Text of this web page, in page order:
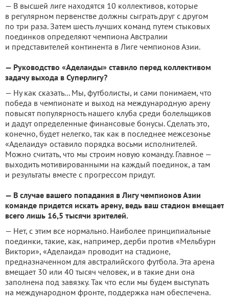
— В высшей лиге находятся 10 коллективов, которые
в регулярном первенстве должны сыграть друг с другом
по три раза. Затем шесть лучших команд путем стыковых
поединков определяют чемпиона Австралии
и представителей континента в Лиге чемпионов Азии.
— Руководство «Аделаиды» ставило перед коллективом
задачу выхода в Суперлигу?
— Ну как сказать... Мы, футболисты, и сами понимаем, что
победа в чемпионате и выход на международную арену
повысят популярность нашего клуба среди болельщиков
и дадут определенные финансовые бонусы. Сделать это,
конечно, будет нелегко, так как в последнее межсезонье
«Аделаиду» оставило порядка восьми исполнителей.
Можно считать, что мы строим новую команду. Главное —
выходить мотивированными на каждый поединок, а там
и результаты вместе с прогрессом придут.
— В случае вашего попадания в Лигу чемпионов Азии
команде придется искать арену, ведь ваш стадион вмещает
всего лишь 16,5 тысячи зрителей.
— Нет, с этим все нормально. Наиболее принципиальные
поединки, такие, как, например, дерби против «Мельбурн
Виктори», «Аделаида» проводит на стадионе,
предназначенном для австралийского футбола. Эта арена
вмещает 30 или 40 тысяч человек, и в такие дни она
заполнена под завязку. Так что если мы будем выступать
на международном фронте, поддержка нам обеспечена.